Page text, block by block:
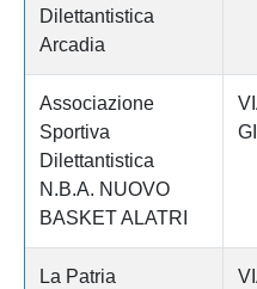
Dilettantistica
Arcadia
Associazione
Sportiva
Dilettantistica
N.B.A. NUOVO
BASKET ALATRI
La Patria